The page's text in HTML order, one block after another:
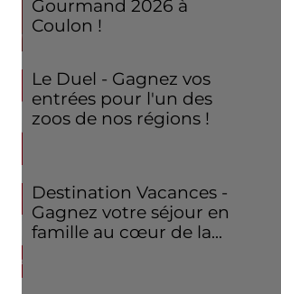
Gourmand 2026 à
Coulon !
Le Duel - Gagnez vos
entrées pour l'un des
zoos de nos régions !
Destination Vacances -
Gagnez votre séjour en
famille au cœur de la...